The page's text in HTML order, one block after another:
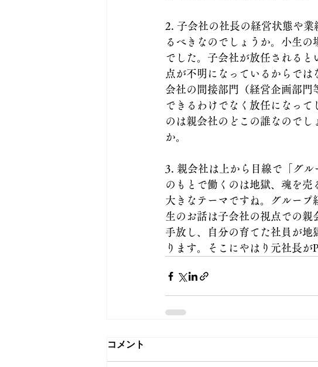
2. 子会社の社長の経営状態や
るべきなのでしょうか。小生
でした。子会社が放任される
点が不明になっているからで
会社の間接部門（経営企画部門
できるわけでなく放任になって
のは親会社のどこの誰なのでし
か。
3. 親会社は上から目線で「グ
のもとで働くのは地獄、魂を
大きなテーマですね。グルー
生のお話は子会社の視点での親
手放し、自分の育てた社員が地
ります。そこにやはり元社長
コメント